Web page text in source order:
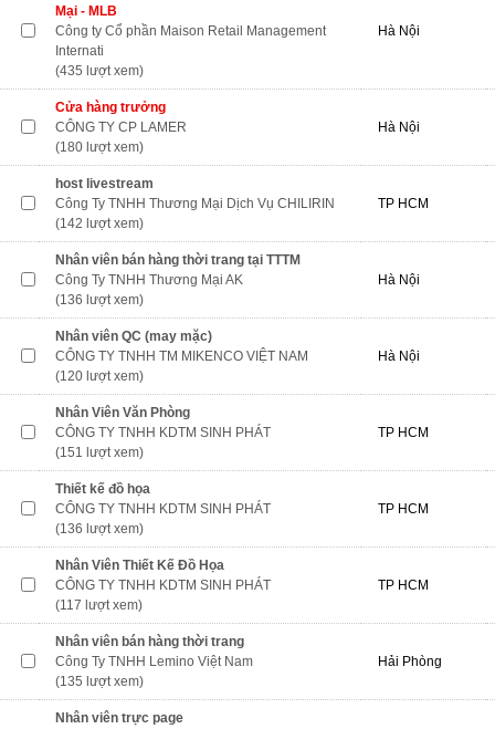
Mại - MLB
Công ty Cổ phần Maison Retail Management
Internati
(435 lượt xem)
Hà Nội
Cửa hàng trưởng
CÔNG TY CP LAMER
(180 lượt xem)
Hà Nội
host livestream
Công Ty TNHH Thương Mại Dịch Vụ CHILIRIN
(142 lượt xem)
TP HCM
Nhân viên bán hàng thời trang tại TTTM
Công Ty TNHH Thương Mại AK
(136 lượt xem)
Hà Nội
Nhân viên QC (may mặc)
CÔNG TY TNHH TM MIKENCO VIỆT NAM
(120 lượt xem)
Hà Nội
Nhân Viên Văn Phòng
CÔNG TY TNHH KDTM SINH PHÁT
(151 lượt xem)
TP HCM
Thiết kế đồ họa
CÔNG TY TNHH KDTM SINH PHÁT
(136 lượt xem)
TP HCM
Nhân Viên Thiết Kế Đồ Họa
CÔNG TY TNHH KDTM SINH PHÁT
(117 lượt xem)
TP HCM
Nhân viên bán hàng thời trang
Công Ty TNHH Lemino Việt Nam
(135 lượt xem)
Hải Phòng
Nhân viên trực page